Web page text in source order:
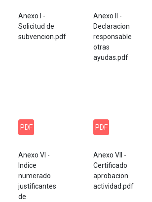
Anexo I -
Solicitud de
subvencion.pdf
Anexo II -
Declaracion
responsable
otras
ayudas.pdf
PDF
Anexo VI -
Indice
numerado
justificantes
de
PDF
Anexo VII -
Certificado
aprobacion
actividad.pdf